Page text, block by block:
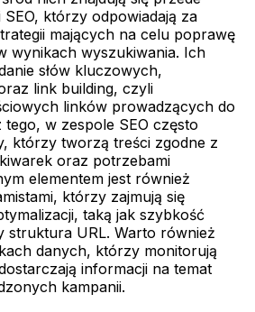
którzy odpowiadają za
mających na celu poprawę
wynikach wyszukiwania. Ich
słów kluczowych,
link building, czyli
linków prowadzących do
w zespole SEO często
którzy tworzą treści zgodne z
oraz potrzebami
elementem jest również
którzy zajmują się
taką jak szybkość
struktura URL. Warto również
danych, którzy monitorują
informacji na temat
kampanii.